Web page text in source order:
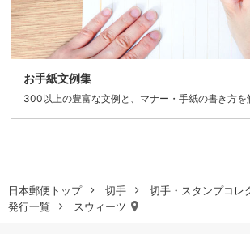
日本郵便トップ 切手 切手・スタンプコレ
発行一覧
スウィーツ
お手紙文例集
300以上の豊富な文例と、マナー・手紙の書き方を